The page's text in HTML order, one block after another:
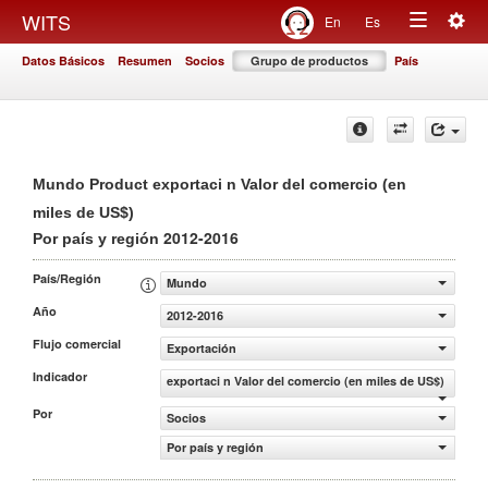
WITS En Es
Toggle
Datos Básicos Resumen Socios Grupo de productos País
Mundo Product exportaci n Valor del comercio (en
miles de US$)
Por país y región 2012-2016
País/Región
Mundo
Año
2012-2016
Flujo comercial
Exportación
Indicador
exportaci n Valor del comercio (en miles de US$)
Por
Socios
Por país y región